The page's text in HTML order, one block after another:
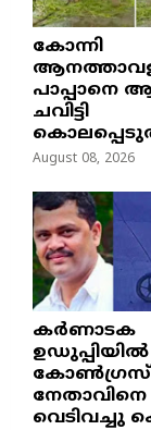
കോന്നി
പാപ്പാനെ
ചവിട്ടി
August 08, 2026
കർണാടക
ഉഡുപ്പിയിൽ
കോൺഗ്രസ്
നേതാവിനെ
വെടിവച്ചു